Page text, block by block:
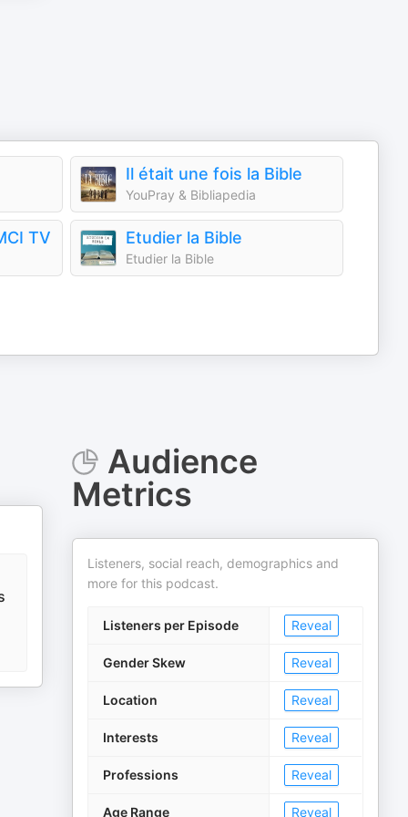
Il était une fois la Bible
YouPray & Bibliapedia
TV Etudier la Bible
Etudier la Bible
Audience
Metrics
Listeners, social reach, demographics and
more for this podcast.
Listeners per Episode Reveal
Gender Skew Reveal
Location Reveal
Interests Reveal
Professions Reveal
Age Range Reveal